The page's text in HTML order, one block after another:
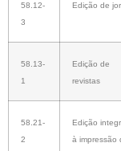
58.12-
3
Edição de
58.13-
1
Edição de
revistas
58.21-
2
Edição
à impressão